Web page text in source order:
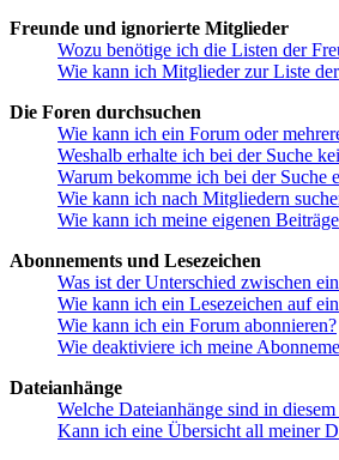
Freunde und ignorierte Mitglieder
Wozu benötige ich die Listen der
Wie kann ich Mitglieder zur Liste
Die Foren durchsuchen
Wie kann ich ein Forum oder
Weshalb erhalte ich bei der Suche
Warum bekomme ich bei der Suche
Wie kann ich nach Mitgliedern
Wie kann ich meine eigenen
Abonnements und Lesezeichen
Was ist der Unterschied zwischen
Wie kann ich ein Lesezeichen auf
Wie kann ich ein Forum abonnieren?
Wie deaktiviere ich meine
Dateianhänge
Welche Dateianhänge sind in
Kann ich eine Übersicht all meiner